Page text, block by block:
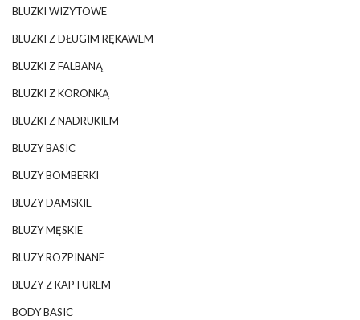
BLUZKI WIZYTOWE
BLUZKI Z DŁUGIM RĘKAWEM
BLUZKI Z FALBANĄ
BLUZKI Z KORONKĄ
BLUZKI Z NADRUKIEM
BLUZY BASIC
BLUZY BOMBERKI
BLUZY DAMSKIE
BLUZY MĘSKIE
BLUZY ROZPINANE
BLUZY Z KAPTUREM
BODY BASIC